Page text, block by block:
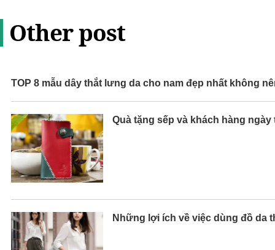
Other post
TOP 8 mẫu dây thắt lưng da cho nam đẹp nhất không
Quà tặng sếp và khách hàng ngày
Những lợi ích về việc dùng đồ da